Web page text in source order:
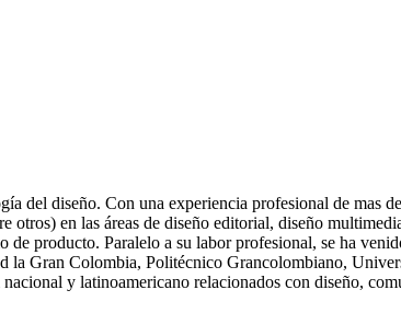
del diseño. Con una experiencia profesional de mas
en las áreas de diseño editorial, diseño
producto. Paralelo a su labor profesional, se ha
Gran Colombia, Politécnico Grancolombiano,
y latinoamericano relacionados con diseño,